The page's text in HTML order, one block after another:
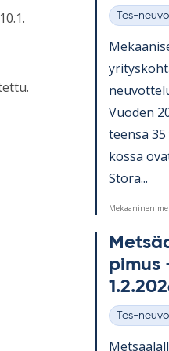
Kategoriat
Tes-
Vuo­den
teensä
kossa
Stora...
Mekaaninen
pi­mus
Kategoriat
Tes-